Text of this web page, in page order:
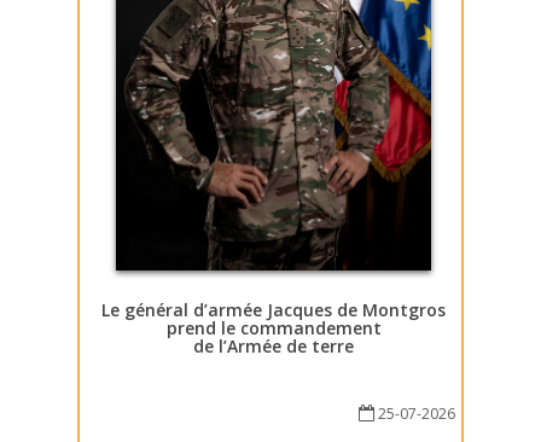
Le général d’armée Jacques de Montgros
prend le commandement
de l’Armée de terre
25-07-2026